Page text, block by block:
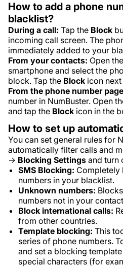
How to add a phone
blacklist?
During a call: Tap the Block
incoming call screen. The
immediately added to your
From your contacts: Open
smartphone and select the
block. Tap the Block icon
From the phone number
number in NumBuster. Open
and tap the Block icon in the
How to set up
You can set general rules for
automatically filter calls and
→ Blocking Settings and turn
SMS Blocking: Completely
numbers in your blacklist.
Unknown numbers:
numbers not in your
Block international calls:
from other countries.
Template blocking: This
series of phone numbers.
and set a blocking
special characters (for